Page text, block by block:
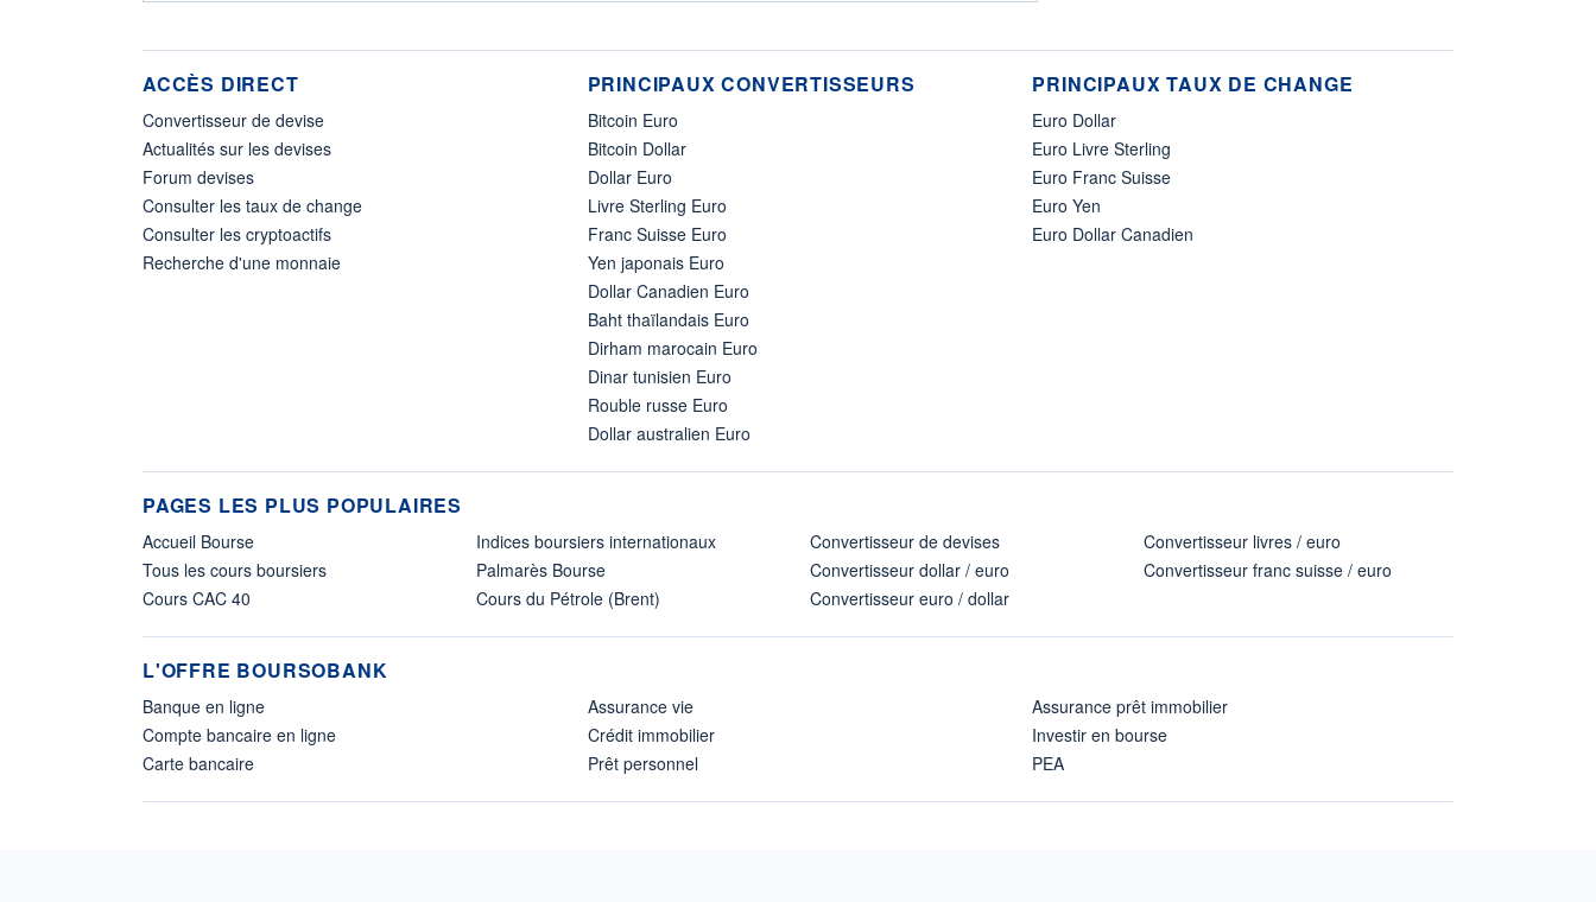
ACCÈS DIRECT
Convertisseur de devise
Actualités sur les devises
Forum devises
Consulter les taux de change
Consulter les cryptoactifs
Recherche d'une monnaie
PRINCIPAUX CONVERTISSEURS
Bitcoin Euro
Bitcoin Dollar
Dollar Euro
Livre Sterling Euro
Franc Suisse Euro
Yen japonais Euro
Dollar Canadien Euro
Baht thaïlandais Euro
Dirham marocain Euro
Dinar tunisien Euro
Rouble russe Euro
Dollar australien Euro
PRINCIPAUX TAUX DE CHANGE
Euro Dollar
Euro Livre Sterling
Euro Franc Suisse
Euro Yen
Euro Dollar Canadien
PAGES LES PLUS POPULAIRES
Accueil Bourse
Tous les cours boursiers
Cours CAC 40
Indices boursiers internationaux
Palmarès Bourse
Cours du Pétrole (Brent)
Convertisseur de devises
Convertisseur dollar / euro
Convertisseur euro / dollar
Convertisseur livres / euro
Convertisseur franc suisse / euro
L'OFFRE BOURSOBANK
Banque en ligne
Compte bancaire en ligne
Carte bancaire
Assurance vie
Crédit immobilier
Prêt personnel
Assurance prêt immobilier
Investir en bourse
PEA